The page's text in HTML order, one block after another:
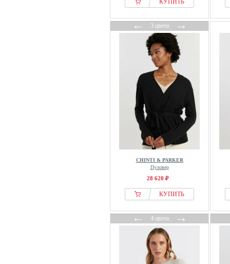
КУПИТЬ
←3 цвета→
CHINTI & PARKER
Пуловер
28 620 ₽
КУПИТЬ
←4 цвета→